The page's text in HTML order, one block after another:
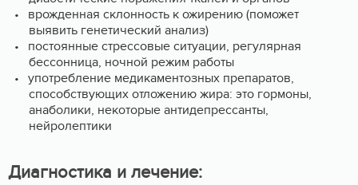
врожденная склонность к ожирению (поможет
выявить генетический анализ)
постоянные стрессовые ситуации, регулярная
бессонница, ночной режим работы
употребление медикаментозных препаратов,
способствующих отложению жира: это гормоны,
анаболики, некоторые антидепрессанты,
нейролептики
Диагностика и лечение: